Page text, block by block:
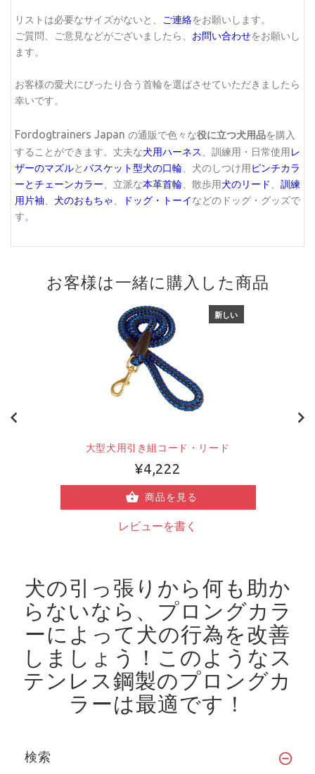
リストは必要なサイズがないと、 ご連絡をお願いします。
ご質問、ご意見などがございましたら、 お問い合わせをお願いし
ます。
お客様の愛犬にぴったり合う首輪を選ばさせていただきましたら
幸いです。
Fordogtrainers Japan の通販で色々な役に立つ犬用品を購入
することができます。丈夫な犬用ハーネス 、訓練用・日常使用 レ
ザーのマズルとバスケット型犬の口輪 、犬のしつけ用 ピンチカラ
ーとチェーンカラー 、立派な本革首輪 、散歩用犬のリード
訓練
用片袖
犬のおもちゃ ドッグ・トーイなどのドッグ・グッズで
す。
お客様は一緒に購入した商品
新しい
大型犬用引き組コード・リード
¥4,222
商品を見る
レビューを書く
犬の引っ張りから何も助か
らないなら、プロングカラ
ーによって犬の行為を改善
しましょう！ このようなス
テンレス鋼製のプロングカ
ラーは最適です！
検索